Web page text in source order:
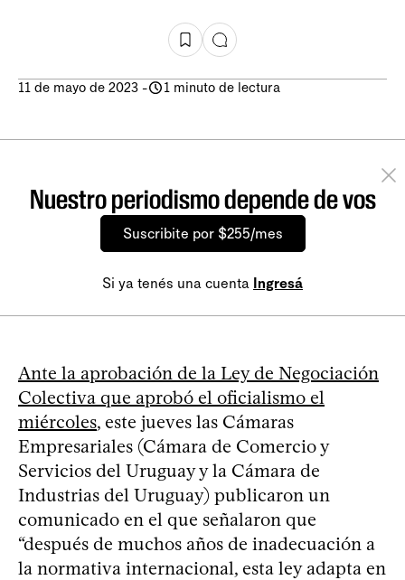
11 de mayo de 2023 - 1 minuto de lectura
Nuestro periodismo depende de vos
Suscribite por $255/mes
Si ya tenés una cuenta Ingresá
Ante la aprobación de la Ley de Negociación
Colectiva que aprobó el oficialismo el
miércoles, este jueves las Cámaras
Empresariales (Cámara de Comercio y
Servicios del Uruguay y la Cámara de
Industrias del Uruguay) publicaron un
comunicado en el que señalaron que
“después de muchos años de inadecuación a
la normativa internacional, esta ley adapta en